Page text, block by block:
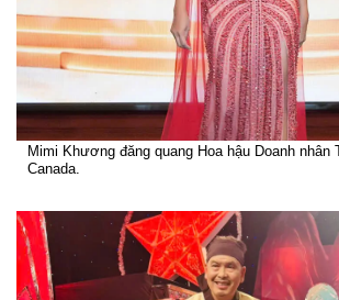
Mimi Khương đăng quang Hoa hậu Doanh nhân
Canada.